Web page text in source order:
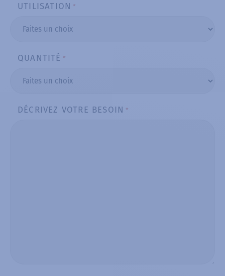
MM
slash
UTILISATION *
QUANTITÉ *
DÉCRIVEZ VOTRE BESOIN *